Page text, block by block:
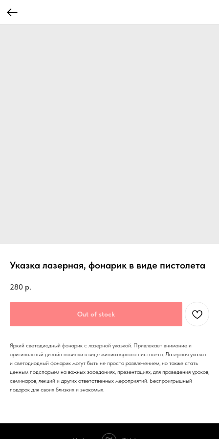
Указка лазерная, фонарик в виде пистолета
280 р.
Out of stock
Яркий светодиодный фонарик с лазерной указкой. Привлекает внимание и
оригинальный дизайн новинки в виде миниатюрного пистолета. Лазерная указка
и светодиодный фонарик могут быть не просто развлечением, но также стать
ценным подспорьем на важных заседаниях, презентациях, для проведения уроков,
семинаров, лекций и других ответственных мероприятий. Беспроигрышный
подарок для своих близких и знакомых.